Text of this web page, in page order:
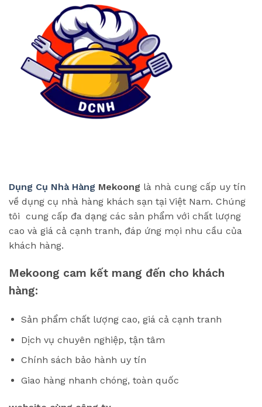
Dụng Cụ Nhà Hàng Mekoong là nhà cung cấp uy tín
về dụng cụ nhà hàng khách sạn tại Việt Nam. Chúng
tôi cung cấp đa dạng các sản phẩm với chất lượng
cao và giá cả cạnh tranh, đáp ứng mọi nhu cầu của
khách hàng.
Mekoong cam kết mang đến cho khách
hàng:
Sản phẩm chất lượng cao, giá cả cạnh tranh
Dịch vụ chuyên nghiệp, tận tâm
Chính sách bảo hành uy tín
Giao hàng nhanh chóng, toàn quốc